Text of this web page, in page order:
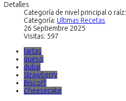
Detalles
Categoría de nivel principal o raíz:
Categoría: Ultimas Recetas
26 Septiembre 2025
Visitas: 597
tartas
queso
dubai
Strawberry
Biscoff
Cheesecake